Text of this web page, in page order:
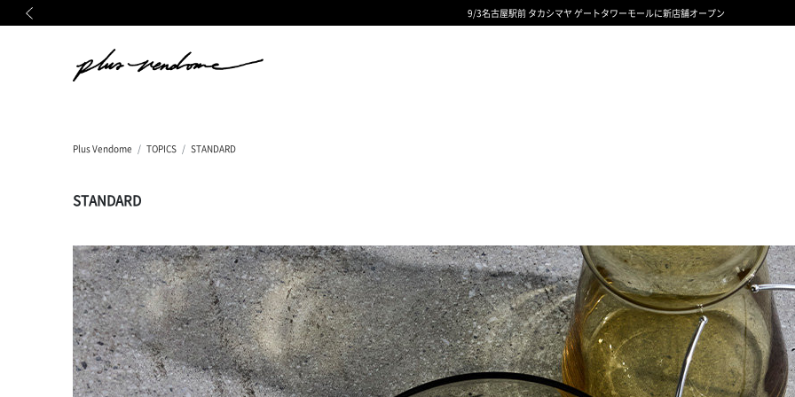
ギフトサービス 一部リニューアルと価格変更のお知らせ
令和8年熊本地震の影響による荷物のお届けについて
9/3名古屋駅前 タカシマヤ ゲートタワーモールに新店舗オープン
8/6渋谷ヒカリエ内ShinQs店 待望のリアル店舗オープン
ギフトサービス 一部リニューアルと価格変更のお知らせ
令和8年熊本地震の影響による荷物のお届けについて
Plus Vendome TOPICS STANDARD
STANDARD